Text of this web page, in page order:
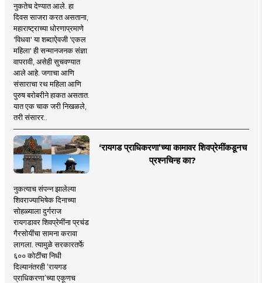
नुकतेच देण्यात आले. हा
दिवस साजरा करत असताना,
महाराष्ट्राच्या धोरणाप्रमाणे
'विधवा' या शब्दाऐवजी 'एकल
महिला' ही सन्मानजनक संज्ञा
वापरावी, असेही सुचवण्यात
आले आहे. जगाचा आणि
संसाराचा रथ महिला आणि
पुरुष बरोबरीने हाकत असतात.
यात एक चाक जरी निखळले,
तरी संसारर..
‘रायगड प्राधिकरणा’च्या कामावर शिवप्रेमींकडूनच
प्रश्नचिन्ह का?
नुकत्याच संपन्न झालेल्या
शिवराज्याभिषेक दिनाच्या
सोहळ्याला दुर्गराज
रायगडावर शिवप्रेमींना प्रचंड
गैरसोयींचा सामना करावा
लागला. त्यामुळे सरकारतर्फे
६०० कोटींचा निधी
दिल्यानंतरही ‘रायगड
प्राधिकरणा’च्या एकूणच